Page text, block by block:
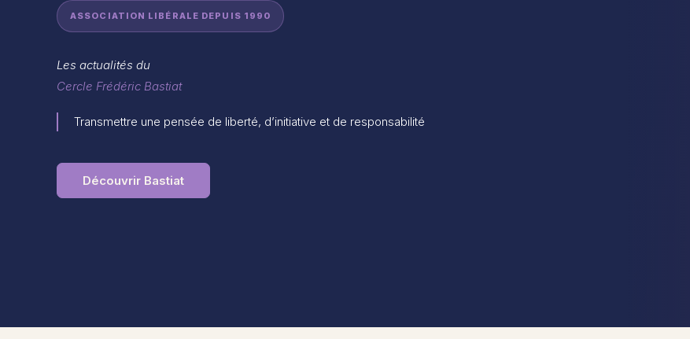
ASSOCIATION LIBÉRALE DEPUIS 1990
Les actualités du
Cercle Frédéric Bastiat
Transmettre une pensée de liberté, d’initiative et de responsabilité
Découvrir Bastiat